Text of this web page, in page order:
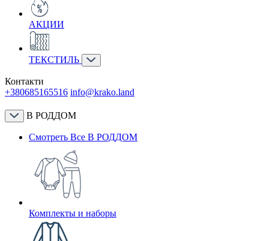
АКЦИИ
ТЕКСТИЛЬ
Контакти
+380685165516 info@krako.land
В РОДДОМ
Смотреть Все В РОДДОМ
Комплекты и наборы